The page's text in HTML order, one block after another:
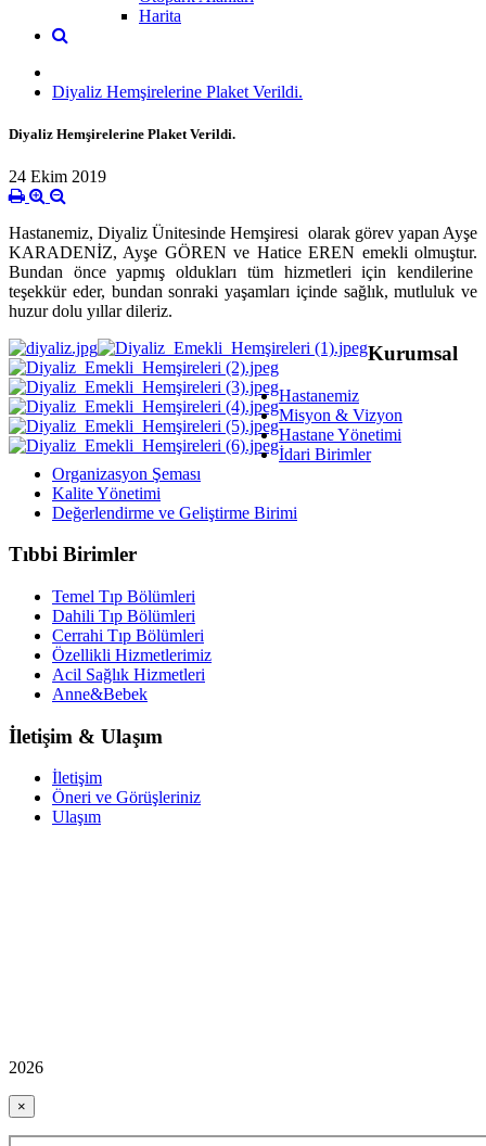
Harita
Diyaliz Hemşirelerine Plaket Verildi.
Diyaliz Hemşirelerine Plaket Verildi.
24 Ekim 2019
Hastanemiz, Diyaliz Ünitesinde Hemşiresi olarak görev yapan Ayşe
KARADENİZ, Ayşe GÖREN ve Hatice EREN emekli olmuştur.
Bundan önce yapmış oldukları tüm hizmetleri için kendilerine
teşekkür eder, bundan sonraki yaşamları içinde sağlık, mutluluk ve
huzur dolu yıllar dileriz.
Kurumsal
Hastanemiz
Misyon & Vizyon
Hastane Yönetimi
İdari Birimler
Organizasyon Şeması
Kalite Yönetimi
Değerlendirme ve Geliştirme Birimi
Tıbbi Birimler
Temel Tıp Bölümleri
Dahili Tıp Bölümleri
Cerrahi Tıp Bölümleri
Özellikli Hizmetlerimiz
Acil Sağlık Hizmetleri
Anne&Bebek
İletişim & Ulaşım
İletişim
Öneri ve Görüşleriniz
Ulaşım
2026
×